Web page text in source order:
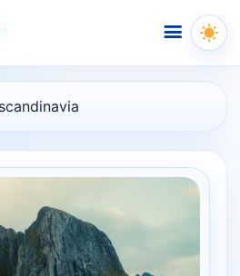
Меню
scandinavia